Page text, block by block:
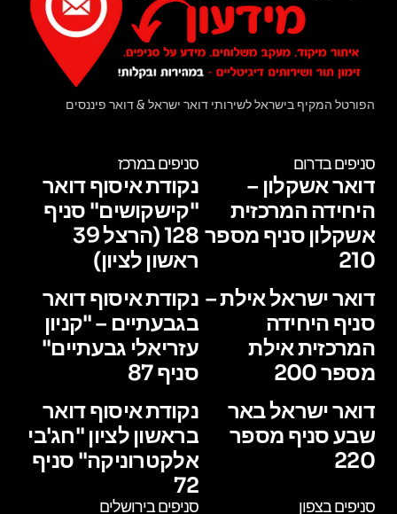
הפורטל המקיף בישראל לשירותי דואר ישראל & דואר פיננסים
סניפים בדרום
דואר אשקלון –
היחידה המרכזית
אשקלון סניף מספר
210
דואר ישראל אילת –
סניף היחידה
המרכזית אילת
מספר 200
דואר ישראל באר
שבע סניף מספר
220
סניפים במרכז
נקודת איסוף דואר
"קישקושים" סניף
128 (הרצל 39
ראשון לציון)
נקודת איסוף דואר
בגבעתיים – "קניון
עזריאלי גבעתיים"
סניף 87
נקודת איסוף דואר
בראשון לציון "חג'בי
אלקטרוניקה" סניף
72
סניפים בצפון סניפים בירושלים